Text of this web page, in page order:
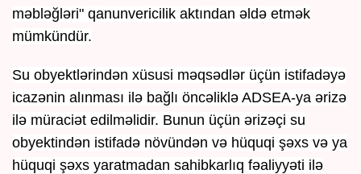
məbləğləri" qanunvericilik aktından əldə etmək
mümkündür.
Su obyektlərindən xüsusi məqsədlər üçün istifadəyə
icazənin alınması ilə bağlı öncəliklə ADSEA-ya ərizə
ilə müraciət edilməlidir. Bunun üçün ərizəçi su
obyektindən istifadə növündən və hüquqi şəxs və ya
hüquqi şəxs yaratmadan sahibkarlıq fəaliyyəti ilə